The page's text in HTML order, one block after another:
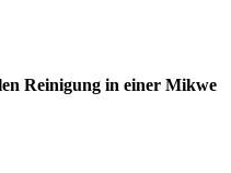
Rei­ni­gung in ei­ner Mik­we